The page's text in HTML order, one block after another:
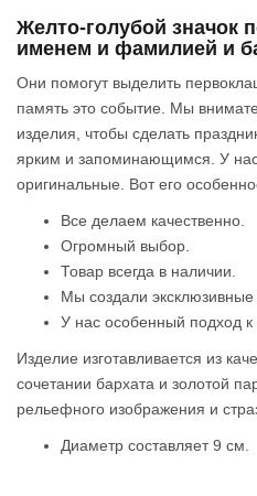
Желто-голубой значок
именем и фамилией и
Они помогут выделить
память это событие. Мы
изделия, чтобы сделать
ярким и запоминающимся. У нас
оригинальные. Вот его
Все делаем качественно.
Огромный выбор.
Товар всегда в наличии.
Мы создали эксклюзивные
У нас особенный подход к
Изделие изготавливается из
сочетании бархата и золотой
рельефного изображения и
Диаметр составляет 9 см.